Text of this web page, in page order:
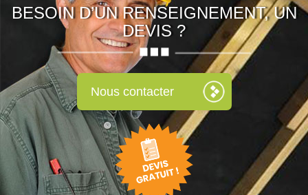
BESOIN D’UN RENSEIGNEMENT, UN
DEVIS ?
Nous contacter